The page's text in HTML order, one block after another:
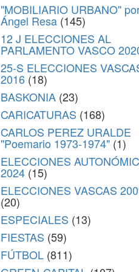
"MOBILIARIO URBANO"
Ángel Resa (145)
12 J ELECCIONES AL
PARLAMENTO VASCO
25-S ELECCIONES
2016 (18)
BASKONIA (23)
CARICATURAS (168)
CARLOS PEREZ URALDE
"Poemario 1973-1974" (1)
ELECCIONES
2024 (15)
ELECCIONES VASCAS
(20)
ESPECIALES (13)
FIESTAS (59)
FÚTBOL (811)